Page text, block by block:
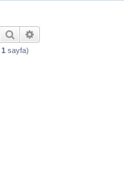
Ara
1 sayfa)